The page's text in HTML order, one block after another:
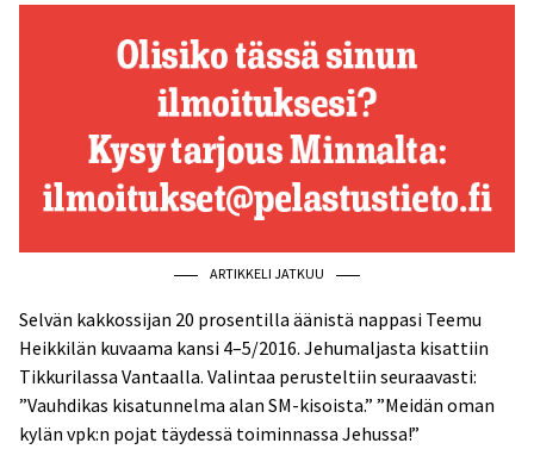
ARTIKKELI JATKUU
Selvän kakkossijan 20 prosentilla äänistä nappasi Teemu
Heikkilän kuvaama kansi 4–5/2016. Jehumaljasta kisattiin
Tikkurilassa Vantaalla. Valintaa perusteltiin seuraavasti:
”Vauhdikas kisatunnelma alan SM-kisoista.” ”Meidän oman
kylän vpk:n pojat täydessä toiminnassa Jehussa!”